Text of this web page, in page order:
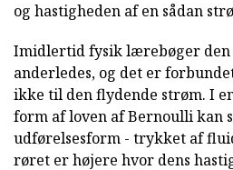
og hastigheden af en sådan
Imidlertid fysik lærebøger
anderledes, og det er
ikke til den flydende strøm. I
form af loven af Bernoulli kan
udførelsesform - trykket af
røret er højere hvor dens